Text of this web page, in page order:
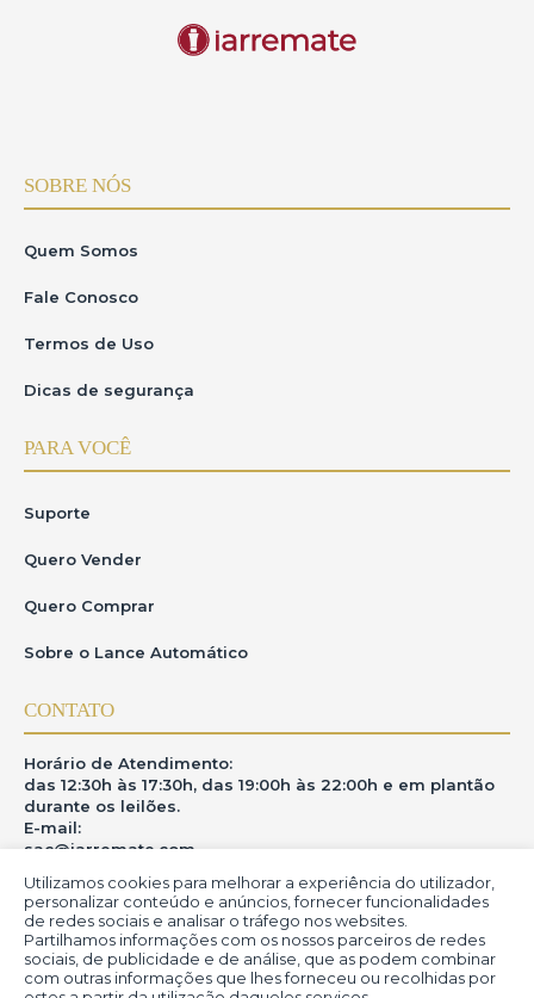
Utilizamos cookies para melhorar a experiência do utilizador,
personalizar conteúdo e anúncios, fornecer funcionalidades
de redes sociais e analisar o tráfego nos websites.
Partilhamos informações com os nossos parceiros de redes
sociais, de publicidade e de análise, que as podem combinar
com outras informações que lhes forneceu ou recolhidas por
SOBRE NÓS
Quem Somos
Fale Conosco
Termos de Uso
Dicas de segurança
PARA VOCÊ
Suporte
Quero Vender
Quero Comprar
Sobre o Lance Automático
CONTATO
Horário de Atendimento:
das 12:30h às 17:30h, das 19:00h às 22:00h e em plantão
durante os leilões.
E-mail:
sac@iarremate.com
ONDE ESTAMOS
R. Heitor Modesto, 28 - Estação São Lourenço - MG
CEP: 37470-000